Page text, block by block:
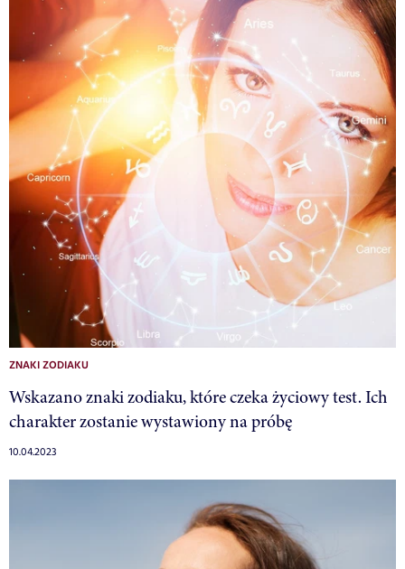
ZNAKI ZODIAKU
Wskazano znaki zodiaku, które czeka życiowy test. Ich
charakter zostanie wystawiony na próbę
10.04.2023